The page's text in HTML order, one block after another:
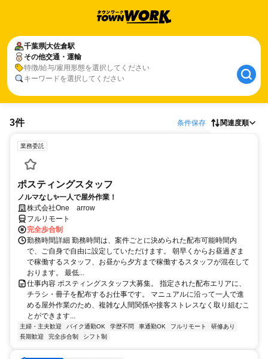
千葉県大佐倉駅
その他交通・運輸
特徴/給与/雇用形態を選択してください
キーワードを選択してください
3件 条件保存 関連度順
業務委託
ポスティングスタッフ
ノルマなし✨一人で屋外作業！
株式会社One arrow
フルリモート
完全歩合制
勤務時間詳細 勤務時間は、案件ごとに決められた配布可能時間内
で、ご自身で自由に設定していただけます。 朝早くからお昼過ぎま
で稼働するスタッフ、お昼から夕方まで稼働するスタッフが混在して
おります。 最低...
仕事内容 ポスティングスタッフ大募集。 指定された配布エリアに、
チラシ・冊子を配布するお仕事です。 マニュアルに沿って一人で進
める屋外作業のため、複雑な人間関係や接客ストレスなく取り組むこ
とができます...
主婦・主夫歓迎 バイク通勤OK 学歴不問 車通勤OK フルリモート
研修あり
長期歓迎
完全歩合制 シフト制